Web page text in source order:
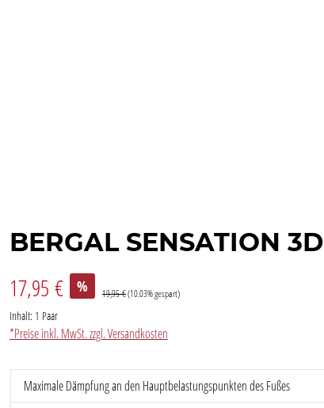
BERGAL SENSATION 3D
17,95 € % 19,95 €(10.03% gespart)
Inhalt: 1 Paar
*Preise inkl. MwSt. zzgl. Versandkosten
Maximale Dämpfung an den Hauptbelastungspunkten des Fußes